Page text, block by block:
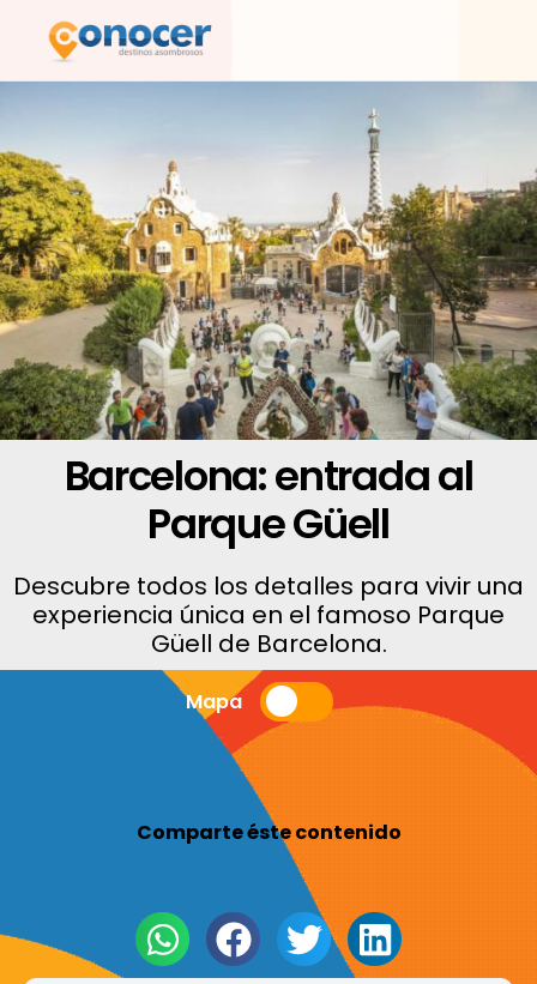
Barcelona: entrada al
Parque Güell
Descubre todos los detalles para vivir una
experiencia única en el famoso Parque
Güell de Barcelona.
Mapa
Comparte éste contenido